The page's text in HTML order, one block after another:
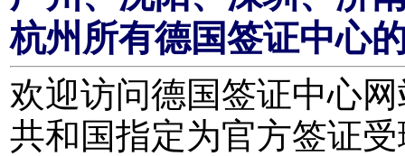
杭州所有德国签证中心
欢迎访问德国签证中心
共和国指定为官方签证